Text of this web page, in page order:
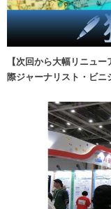
【次回から大幅リニュ
際ジャーナリスト・ビニ